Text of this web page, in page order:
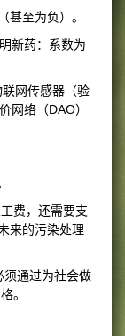
甚至为负）。
新药：系数为
网传感器（验
网络（DAO）
费，还需要支
来的污染处理
须通过为社会做
。